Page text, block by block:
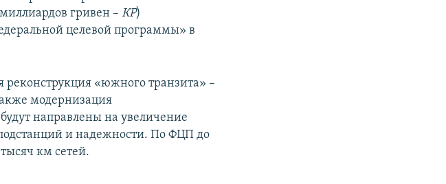
гривен – КР)
целевой программы» в
«южного транзита» –
модернизация
направлены на увеличение
и надежности. По ФЦП до
км сетей.